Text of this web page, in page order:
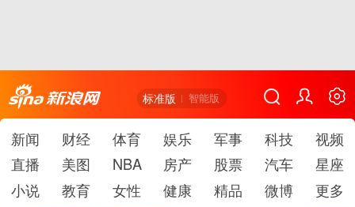
标准版 智能版
新闻 财经 体育 娱乐 军事 科技
视频
直播
美图 NBA 房产 股票 汽车
星座
小说
教育 女性 健康 精品 微博 更多